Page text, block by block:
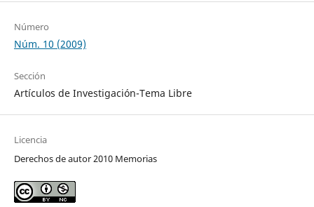
Número
Núm. 10 (2009)
Sección
Artículos de Investigación-Tema Libre
Licencia
Derechos de autor 2010 Memorias